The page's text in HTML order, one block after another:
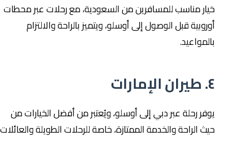
خيار مناسب للمسافرين من السعودية، مع رحلات عبر محطات
أوروبية قبل الوصول إلى أوسلو، ويتميز بالراحة والالتزام
بالمواعيد.
يوفر رحلة عبر دبي إلى أوسلو، ويُعتبر من أفضل الخيارات من
حيث الراحة والخدمة الممتازة، خاصة للرحلات الطويلة والعائلات.